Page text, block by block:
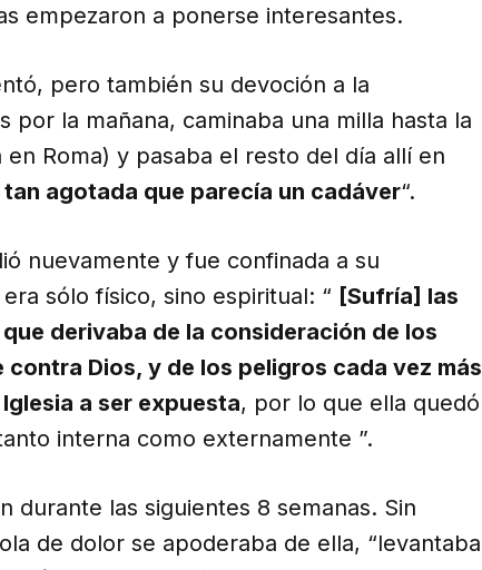
empezaron a ponerse interesantes.
pero también su devoción a la
por la mañana, caminaba una milla hasta la
en Roma) y pasaba el resto del día allí en
agotada que parecía un cadáver“.
nuevamente y fue confinada a su
sólo físico, sino espiritual: “ [Sufría] las
derivaba de la consideración de los
Dios, y de los peligros cada vez más
a ser expuesta, por lo que ella quedó
interna como externamente ”.
durante las siguientes 8 semanas. Sin
de dolor se apoderaba de ella, “levantaba